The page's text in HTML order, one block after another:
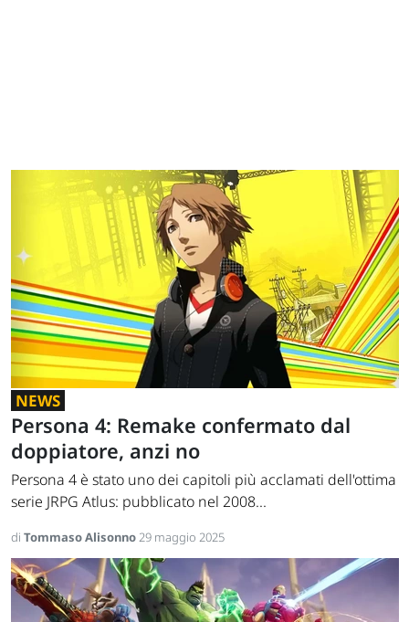
NEWS
Persona 4: Remake confermato dal
doppiatore, anzi no
Persona 4 è stato uno dei capitoli più acclamati dell'ottima
serie JRPG Atlus: pubblicato nel 2008...
di Tommaso Alisonno29 maggio 2025